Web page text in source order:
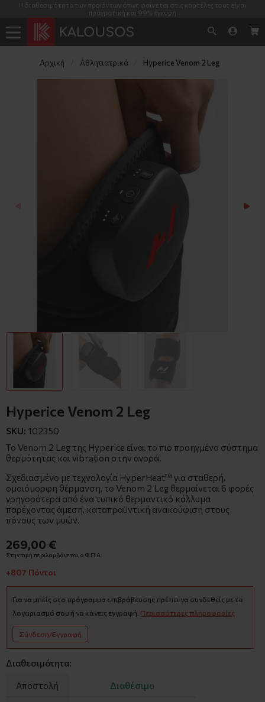
Η διαθεσιμότητα των προϊόντων όπως φαίνεται στις καρτέλες τους είναι
πραγματική και 99% έγκυρη
Αρχική Αθλητιατρικά Hyperice Venom 2 Leg
Hyperice Venom 2 Leg
SKU: 102350
Το Venom 2 Leg της Hyperice είναι το πιο προηγμένο σύστημα
θερμότητας και vibration στην αγορά.
Σχεδιασμένο με τεχνολογία HyperHeat™ για σταθερή,
ομοιόμορφη θέρμανση, το Venom 2 Leg θερμαίνεται 6 φορές
γρηγορότερα από ένα τυπικό θερμαντικό κάλλυμα
παρέχοντας άμεση, καταπραϋντική ανακούφιση στους
πόνους των μυών.
269,00 €
Στην τιμή περιλαμβάνεται ο Φ.Π.Α.
+807 Πόντοι
Για να μπείς στο πρόγραμμα επιβράβευσης πρέπει να συνδεθείς με το
λογαριασμό σου ή να κάνεις εγγραφή. Περισσότερες πληροφορίες
Σύνδεση/Εγγραφή
Διαθεσιμότητα:
Αποστολή Διαθέσιμο